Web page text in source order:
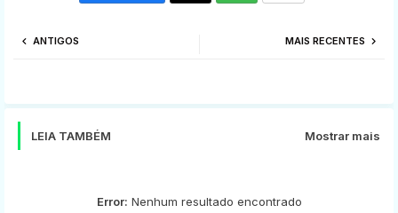
MAIS RECENTES
ANTIGOS
LEIA TAMBÉM Mostrar mais
Error: Nenhum resultado encontrado